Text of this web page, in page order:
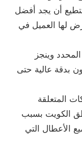
أن يجد أفضل
لها العميل في
وينجز
بدقة عالية حتى
المتعلقة
الكويت بسبب
الأعطال التي